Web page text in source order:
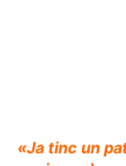
«Ja tinc un